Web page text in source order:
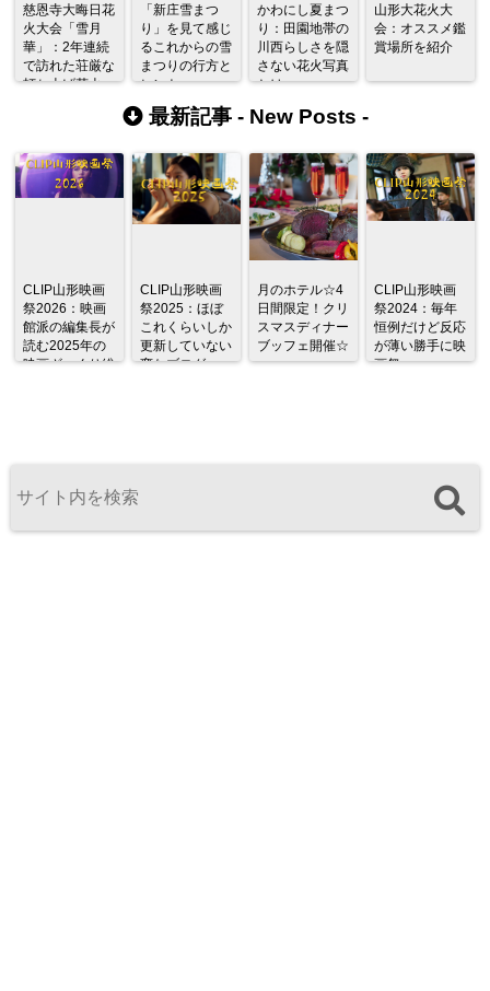
慈恩寺大晦日花
火大会「雪月
華」：2年連続
で訪れた荘厳な
打ち上げ花火
「新庄雪まつ
り」を見て感じ
るこれからの雪
まつりの行方と
ヒント
かわにし夏まつ
り：田園地帯の
川西らしさを隠
さない花火写真
とは
山形大花火大
会：オススメ鑑
賞場所を紹介
最新記事 - New Posts -
CLIP山形映画
祭2026：映画
館派の編集長が
読む2025年の
映画ざっくり総
CLIP山形映画
祭2025：ほぼ
これくらいしか
更新していない
変なブログ
月のホテル☆4
日間限定！クリ
スマスディナー
ブッフェ開催☆
CLIP山形映画
祭2024：毎年
恒例だけど反応
が薄い勝手に映
画祭